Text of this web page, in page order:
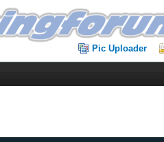
Pic Uploader